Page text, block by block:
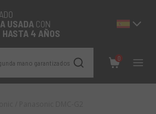
USADA CON
4 AÑOS
mano garantizados
0